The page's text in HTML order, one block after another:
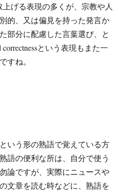
上げる表現の多くが、宗教や人
的、又は偏見を持った発言か
部分に配慮した言葉選び、と
という表現もまた一
すね。
いう形の熟語で覚えている方
語の便利な所は、自分で使う
論ですが、実際にニュースや
文章を読む時などに、熟語を